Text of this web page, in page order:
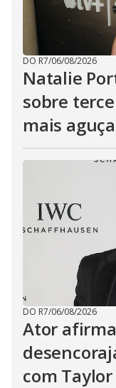
DO R7/06/08/2026
Natalie
sobre
mais
DO R7/06/08/2026
Ator
com